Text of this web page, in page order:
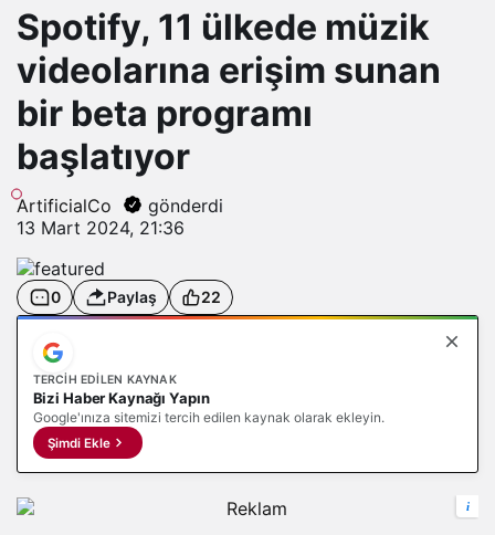
beta programı başlatıyor
Spotify, 11 ülkede müzik
videolarına erişim sunan
bir beta programı
başlatıyor
ArtificialCo
gönderdi
13 Mart 2024, 21:36
0 Paylaş 22
TERCIH EDILEN KAYNAK
Bizi Haber Kaynağı Yapın
Google'ınıza sitemizi tercih edilen kaynak olarak ekleyin.
Şimdi Ekle
i